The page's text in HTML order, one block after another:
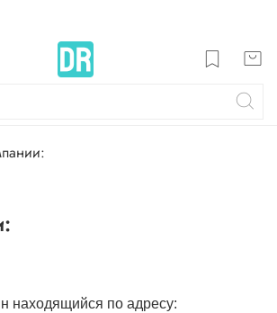
находящийся по адресу: